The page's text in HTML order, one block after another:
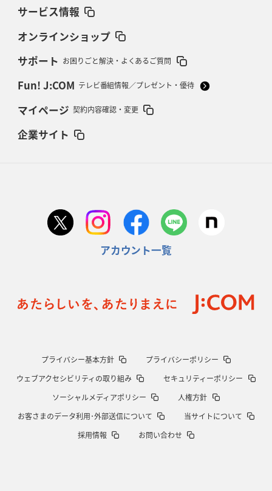
サービス情報
オンラインショップ
サポート お困りごと解決・よくあるご質問
Fun! J:COM テレビ番組情報／プレゼント・優待
マイページ 契約内容確認・変更
企業サイト
アカウント一覧
プライバシー基本方針
プライバシーポリシー
ウェブアクセシビリティの取り組み
セキュリティーポリシー
ソーシャルメディアポリシー
人権方針
お客さまのデータ利用･外部送信について
当サイトについて
採用情報
お問い合わせ